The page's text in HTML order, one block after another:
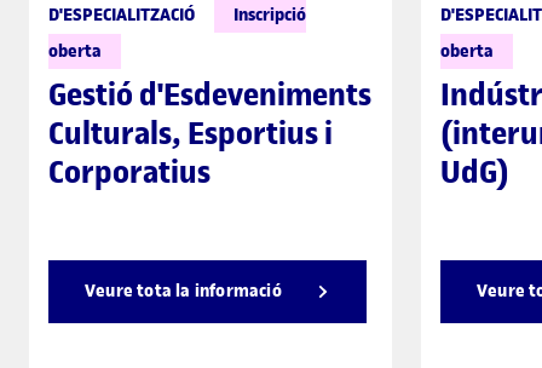
D'ESPECIALITZACIÓ
Inscripció
oberta
Gestió d'Esdeveniments
Culturals, Esportius i
Corporatius
Veure tota la informació
oberta
UdG)
Veure